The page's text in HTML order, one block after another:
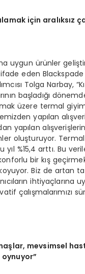
için aralıksız
uygun ürünler
ifade eden
Tolga Narbay,
başladığı
üzere termal
yapılan
yapılan
oluşturuyor.
yıl %15,4 arttı. Bu
bir kış
Biz de artan
ihtiyaçlarına
çalışmalarımızı
mevsimsel